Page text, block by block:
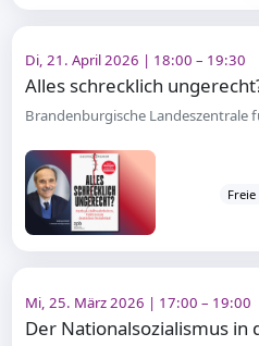
Di, 21. April 2026 | 18:00 – 19:30
Alles schrecklich
Brandenburgische Landeszentrale
Freie
Mi, 25. März 2026 | 17:00 – 19:00